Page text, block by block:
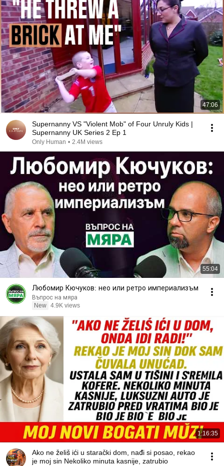
47:06
Supernanny VS "Violent Mob" of Four Unruly Kids |
Supernanny UK Series 2 Ep 1
Only Human • 2.4M views
55:04
Любомир Кючуков: нео или ретро империализъм
Въпрос на мяра
New 4.9K views
1:16:35
Ako ne želiš ići u starački dom, nađi si posao, rekao
je moj sin Nekoliko minuta kasnije, zatrubio